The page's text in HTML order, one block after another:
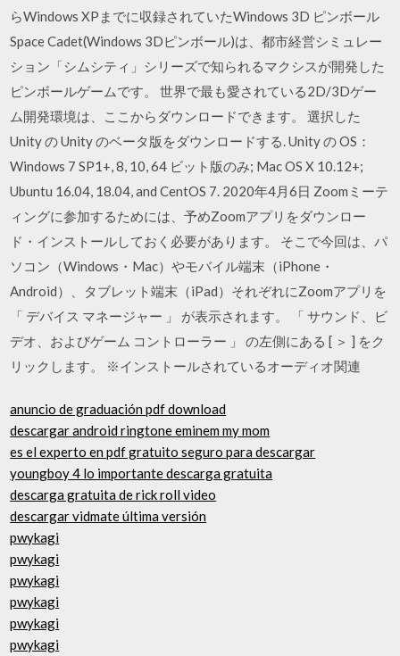
らWindows XPまでに収録されていたWindows 3D ピンボール
Space Cadet(Windows 3Dピンボール)は、都市経営シミュレー
ション「シムシティ」シリーズで知られるマクシスが開発した
ピンボールゲームです。 世界で最も愛されている2D/3Dゲー
ム開発環境は、ここからダウンロードできます。 選択した
Unity の Unity のベータ版をダウンロードする. Unity の OS：
Windows 7 SP1+, 8, 10, 64 ビット版のみ; Mac OS X 10.12+;
Ubuntu 16.04, 18.04, and CentOS 7. 2020年4月6日 Zoomミーテ
ィングに参加するためには、予めZoomアプリをダウンロー
ド・インストールしておく必要があります。 そこで今回は、パ
ソコン（Windows・Mac）やモバイル端末（iPhone・
Android）、タブレット端末（iPad）それぞれにZoomアプリを
「 デバイス マネージャー 」 が表示されます。 「 サウンド、ビ
デオ、およびゲーム コントローラー 」 の左側にある [ ＞ ] をク
リックします。 ※インストールされているオーディオ関連
anuncio de graduación pdf download
descargar android ringtone eminem my mom
es el experto en pdf gratuito seguro para descargar
youngboy 4 lo importante descarga gratuita
descarga gratuita de rick roll video
descargar vidmate última versión
pwykagi
pwykagi
pwykagi
pwykagi
pwykagi
pwykagi